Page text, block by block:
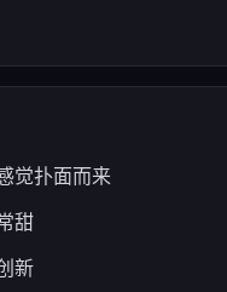
觉扑面而来
甜
新